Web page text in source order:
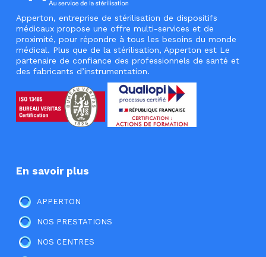
Apperton, entreprise de stérilisation de dispositifs
médicaux propose une offre multi-services et de
proximité, pour répondre à tous les besoins du monde
médical. Plus que de la stérilisation, Apperton est Le
partenaire de confiance des professionnels de santé et
des fabricants d’instrumentation.
En savoir plus
APPERTON
NOS PRESTATIONS
NOS CENTRES